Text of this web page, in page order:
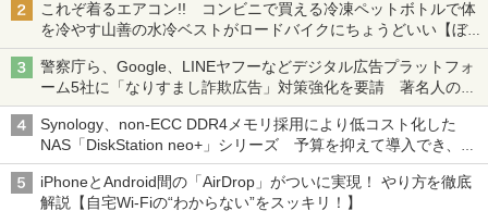
これぞ着るエアコン!! コンビニで買える冷凍ペットボトルで体
を冷やす山善の水冷ベストがロードバイクにちょうどいい【ぼっ
ち・ざ・ろーど！その14】【空いた時間でなにしてる？】
警察庁ら、Google、LINEヤフーなどデジタル広告プラットフォ
ーム5社に「なりすまし詐欺広告」対策強化を要請 著名人の写
真や映像を使った投資詐欺などへの対策として
Synology、non-ECC DDR4メモリ採用により低コスト化した
NAS「DiskStation neo+」シリーズ 予算を抑えて導入でき、
ECCメモリへのアップグレードも可能
iPhoneとAndroid間の「AirDrop」がついに実現！ やり方を徹底
解説【自宅Wi-Fiの“わからない”をスッキリ！】